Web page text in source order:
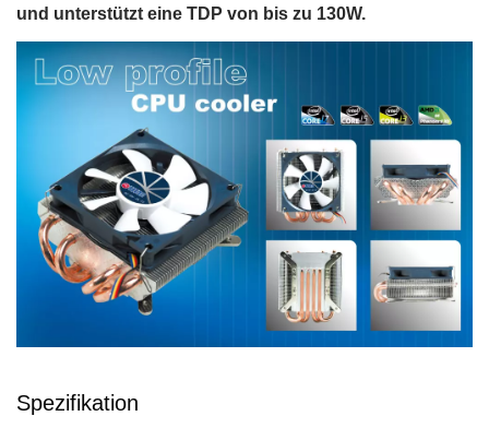
und unterstützt eine TDP von bis zu 130W.
Spezifikation